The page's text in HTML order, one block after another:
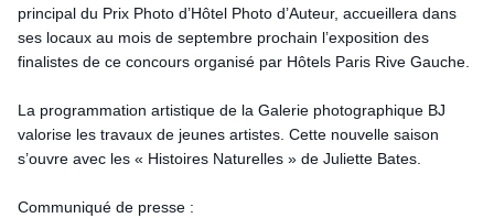
principal du Prix Photo d’Hôtel Photo d’Auteur, accueillera dans
ses locaux au mois de septembre prochain l’exposition des
finalistes de ce concours organisé par Hôtels Paris Rive Gauche.
La programmation artistique de la Galerie photographique BJ
valorise les travaux de jeunes artistes. Cette nouvelle saison
s’ouvre avec les « Histoires Naturelles » de Juliette Bates.
Communiqué de presse :